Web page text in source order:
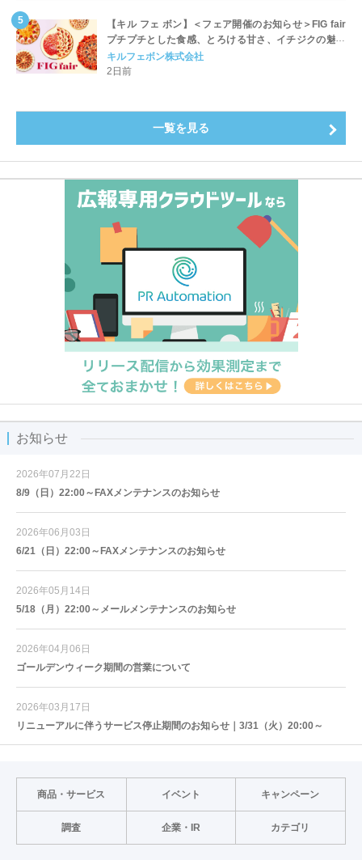
【キル フェ ボン】＜フェア開催のお知らせ＞FIG fair
プチプチとした食感、とろける甘さ、イチジクの魅力
をたっぷりと。新作を含め、イチジク尽くしの全4種が
登場8月20日（木）スタート
キルフェボン株式会社
2日前
一覧を見る
お知らせ
2026年07月22日
8/9（日）22:00～FAXメンテナンスのお知らせ
2026年06月03日
6/21（日）22:00～FAXメンテナンスのお知らせ
2026年05月14日
5/18（月）22:00～メールメンテナンスのお知らせ
2026年04月06日
ゴールデンウィーク期間の営業について
2026年03月17日
リニューアルに伴うサービス停止期間のお知らせ｜3/31（火）20:00～
商品・サービス イベント キャンペーン
調査 企業・IR カテゴリ